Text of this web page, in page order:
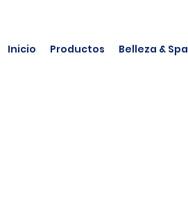
Inicio Productos Belleza & Spa